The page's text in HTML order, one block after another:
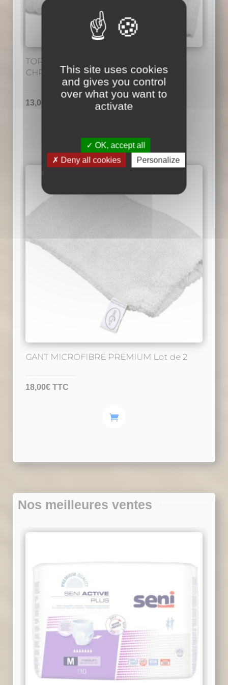
produit
TORCHON MICROFIBRE VAISSELLE
CHRONODRY 45cm x 60cm
13,00
GANT MICROFIBRE PREMIUM Lot de 2
18,00€ TTC
Nos meilleures ventes
This site uses cookies
and gives you control
over what you want to
activate
OK, accept all
Deny all cookies
Personalize